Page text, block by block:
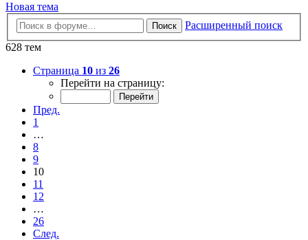
Новая
тема
Новая тема
Поиск
Расширенный поиск
628 тем
Страница 10 из 26
Перейти на страницу:
Пред.
1
…
8
9
10
11
12
…
26
След.